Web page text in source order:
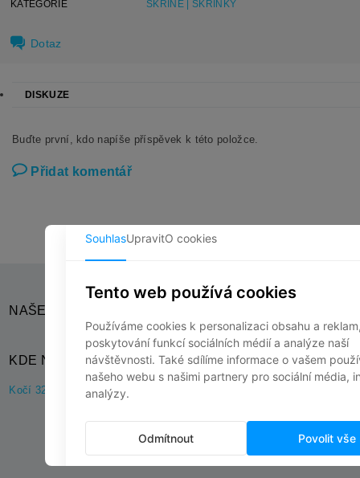
KATEGORIE
SKŘÍNĚ | SKŘÍŇKY
Dotaz
DISKUZE
Buďte první, kdo napíše příspěvek k této položce.
Přidat komentář
NAŠE SOCIÁLNÍ SÍTĚ
KDE NÁS NAJDETE?
Kočí 32, 538 61 Kočí